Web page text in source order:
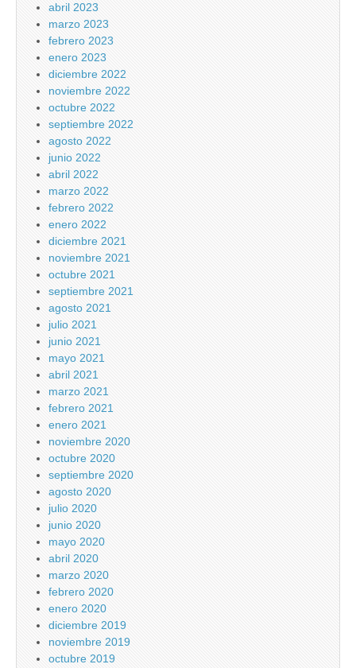
abril 2023
marzo 2023
febrero 2023
enero 2023
diciembre 2022
noviembre 2022
octubre 2022
septiembre 2022
agosto 2022
junio 2022
abril 2022
marzo 2022
febrero 2022
enero 2022
diciembre 2021
noviembre 2021
octubre 2021
septiembre 2021
agosto 2021
julio 2021
junio 2021
mayo 2021
abril 2021
marzo 2021
febrero 2021
enero 2021
noviembre 2020
octubre 2020
septiembre 2020
agosto 2020
julio 2020
junio 2020
mayo 2020
abril 2020
marzo 2020
febrero 2020
enero 2020
diciembre 2019
noviembre 2019
octubre 2019